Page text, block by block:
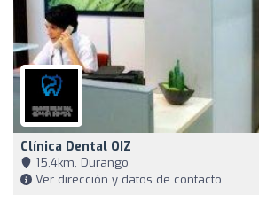
Clínica Dental OIZ
15,4km, Durango
Ver dirección y datos de contacto